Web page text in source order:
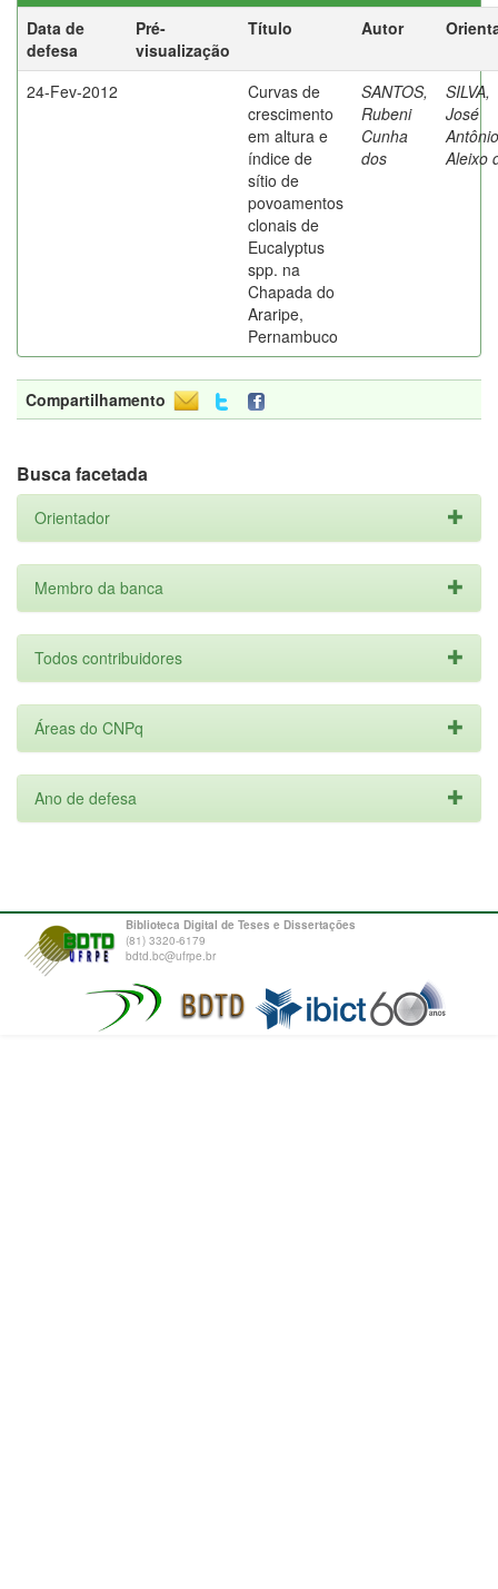
Data de
defesa
Pré-
visualização
Título Autor
24-Fev-2012
Curvas de
crescimento
em altura e
índice de
sítio de
povoamentos
clonais de
Eucalyptus
spp. na
Chapada do
Araripe,
Pernambuco
SANTOS,
Rubeni
Cunha
dos
SILVA,
José
Antônio
Aleixo
Compartilhamento
Busca facetada
Orientador
Membro da banca
Todos contribuidores
Áreas do CNPq
Ano de defesa
Biblioteca Digital de Teses e Dissertações
(81) 3320-6179
bdtd.bc@ufrpe.br